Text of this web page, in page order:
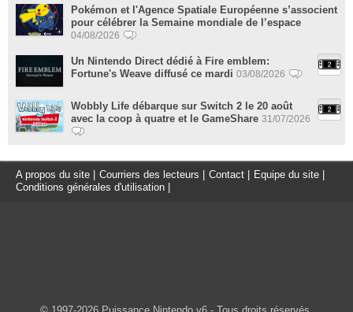
Pokémon et l'Agence Spatiale Européenne s’associent
pour célébrer la Semaine mondiale de l’espace
04/08/2026
Un Nintendo Direct dédié à Fire emblem:
Fortune's Weave diffusé ce mardi 03/08/2026
Wobbly Life débarque sur Switch 2 le 20 août
avec la coop à quatre et le GameShare 31/07/2026
A propos du site Courriers des lecteurs Contact Equipe du site
Conditions générales d'utilisation